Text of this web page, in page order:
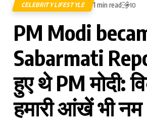
CELEBRITY LIFESTYLE 1 min read 10
PM Modi
Sabarmati
हुए थे PM मोदी:
हमारी आंखें भी नम